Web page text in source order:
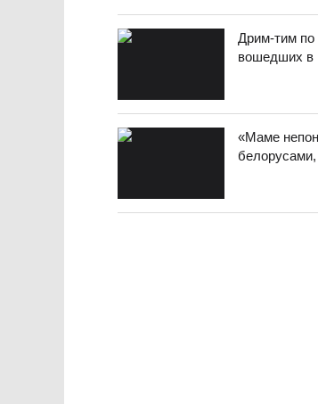
Дрим-тим по
вошедших в
«Маме
белорусами,